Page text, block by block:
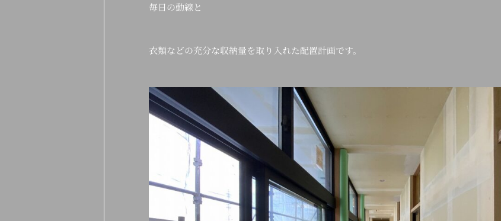
毎日の動線と
衣類などの充分な収納量を取り入れた配置計画です。